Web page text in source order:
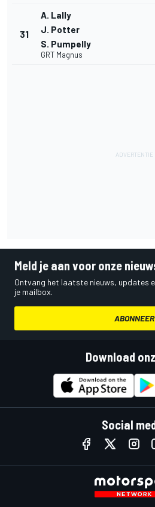
31
A. Lally
J. Potter
S. Pumpelly
GRT Magnus
Meld je aan voor onze
Ontvang het laatste nieuws, updates
je mailbox.
ABONNEER
Download
Social